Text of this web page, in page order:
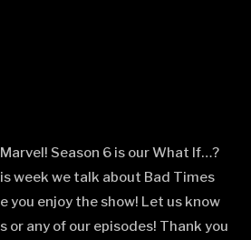
Season 6 is our What If…?
week we talk about Bad Times
you enjoy the show! Let us know
or any of our episodes! Thank you